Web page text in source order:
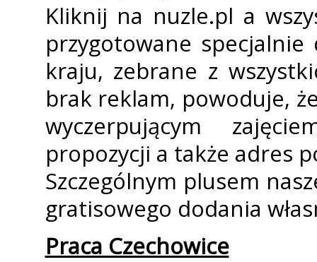
Kliknij na nuzle.pl a
przygotowane specjalnie
kraju, zebrane z
brak reklam, powoduje,
wyczerpującym
propozycji a także adres
Szczególnym plusem
gratisowego dodania
Praca Czechowice